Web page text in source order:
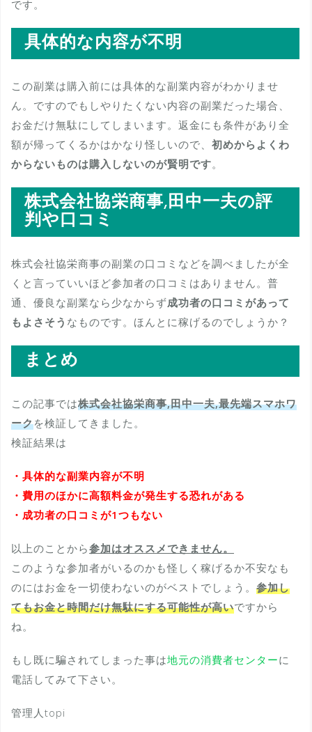
です。
具体的な内容が不明
この副業は購入前には具体的な副業内容がわかりませ
ん。ですのでもしやりたくない内容の副業だった場合、
お金だけ無駄にしてしまいます。返金にも条件があり全
額が帰ってくるかはかなり怪しいので、 初めからよくわ
からないものは購入しないのが賢明です。
株式会社協栄商事,田中一夫の評
判や口コミ
株式会社協栄商事の副業の口コミなどを調べましたが全
くと言っていいほど参加者の口コミはありません。普
通、優良な副業なら少なからず成功者の口コミがあって
もよさそう なものです。ほんとに稼げるのでしょうか？
まとめ
この記事では株式会社協栄商事,田中一夫,最先端スマホワ
ークを検証してきました。
検証結果は
・具体的な副業内容が不明
・費用のほかに高額料金が発生する恐れがある
・成功者の口コミが1つもない
以上のことから参加はオススメできません。
このような参加者がいるのかも怪しく稼げるか不安なも
のにはお金を一切使わないのがベストでしょう。 参加し
てもお金と時間だけ無駄にする可能性が高いですから
ね。
もし既に騙されてしまった事は地元の消費者センターに
電話してみて下さい。
管理人topi